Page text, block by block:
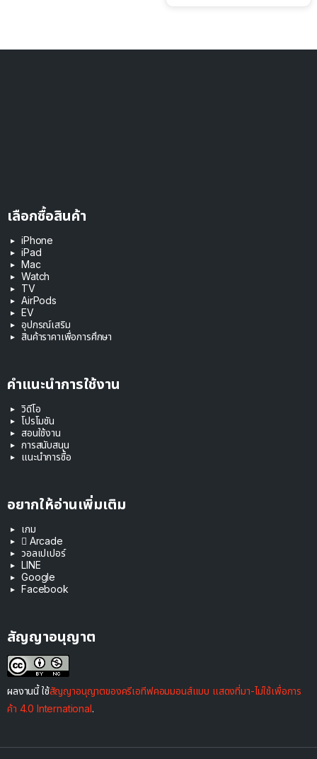
เลือกซื้อสินค้า
iPhone
iPad
Mac
Watch
TV
AirPods
EV
อุปกรณ์เสริม
สินค้าราคาเพื่อการศึกษา
คำแนะนำการใช้งาน
วิดีโอ
โปรโมชัน
สอนใช้งาน
การสนับสนุน
แนะนำการซื้อ
อยากให้อ่านเพิ่มเติม
เกม
 Arcade
วอลเปเปอร์
LINE
Google
Facebook
สัญญาอนุญาต
ผลงานนี้ ใช้สัญญาอนุญาตของครีเอทีฟคอมมอนส์แบบ แสดงที่มา-ไม่ใช้เพื่อการ
ค้า 4.0 International.